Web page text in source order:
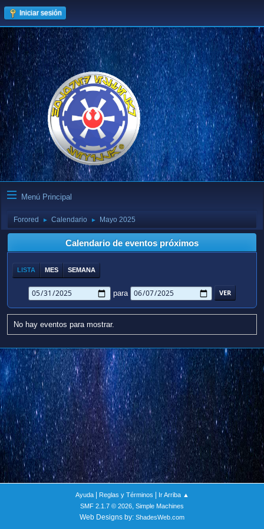
Iniciar sesión
Menú Principal
Forored ► Calendario ► Mayo 2025
Calendario de eventos próximos
LISTA MES SEMANA
para
No hay eventos para mostrar.
Ayuda| Reglas y Términos
Ir Arriba ▲
SMF 2.1.7 © 2026, Simple Machines
Web Designs by: ShadesWeb.com